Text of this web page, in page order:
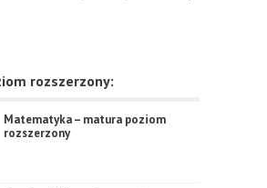
rozszerzony:
Matematyka – matura poziom
rozszerzony